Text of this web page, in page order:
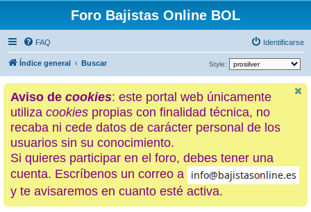
Foro Bajistas Online BOL
FAQ Identificarse
Índice general Buscar Style:
Aviso de cookies: este portal web únicamente
utiliza cookies propias con finalidad técnica, no
recaba ni cede datos de carácter personal de los
usuarios sin su conocimiento.
Si quieres participar en el foro, debes tener una
cuenta. Escríbenos un correo a
y te avisaremos en cuanto esté activa.